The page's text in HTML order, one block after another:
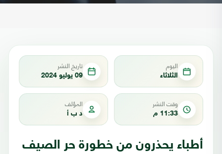
اليوم
الثلاثاء
تاريخ النشر
09 يوليو 2024
وقت النشر
11:33 م
المؤلف
د ب أ
أطباء يحذرون من خطورة حر الصيف